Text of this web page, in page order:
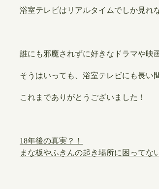
浴室テレビはリアルタイムでしか見れ
誰にも邪魔されずに好きなドラマや映
そうはいっても、浴室テレビにも長い
これまでありがとうございました！
18年後の真実？！
まな板やふきんの起き場所に困ってな